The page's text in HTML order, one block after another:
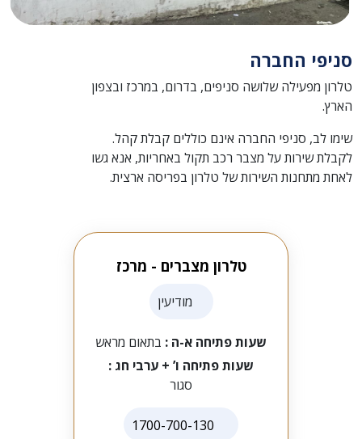
סניפי החברה
טלרון מפעילה שלושה סניפים, בדרום, במרכז ובצפון
הארץ.
שימו לב, סניפי החברה אינם כוללים קבלת קהל.
לקבלת שירות על מצבר רכב תקול באחריות, אנא גשו
לאחת מתחנות השירות של טלרון בפריסה ארצית.
טלרון מצברים - מרכז
מודיעין
שעות פתיחה א-ה : בתאום מראש
שעות פתיחה ו’ + ערבי חג :
סגור
1700-700-130